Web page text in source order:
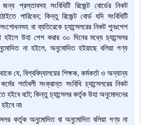
জন্য প্রস্তাবসহ সংবিধিটি রিজেন্ট বোর্ডের নিকট
পারিবেন; কিন্তু রিজেন্ট বোর্ড যদি সংবিধিটি
সংশোধনসহ বা ব্যতিরেকে চ্যান্সেলরের নিকট পুনঃপেশ
হইলে উহা পেশ করার ৩০ দিনের মধ্যে চ্যান্সেলর
না হইলে, অনুমোদিত হইয়াছে বলিয়া গণ্য
যে, বিশ্ববিদ্যালয়ের শিক্ষক, কর্মকর্তা ও অন্যান্য
কর্মের শর্তাবলী সংক্রান্ত সংবিধি চ্যান্সেলরের নিকট
হইবে বটে; কিন্তু চ্যান্সেলর কর্তৃক উহা অনুমোদনের
না৷
কর্তৃক অনুমোদিত বা অনুমোদিত বলিয়া গণ্য না